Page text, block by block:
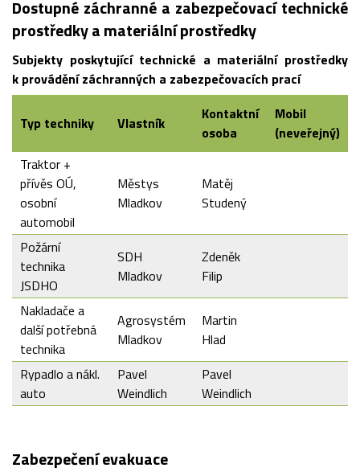
Dostupné záchranné a zabezpečovací technické
prostředky a materiální prostředky
Subjekty poskytující technické a materiální prostředky
k provádění záchranných a zabezpečovacích prací
Typ techniky Vlastník
Kontaktní
osoba
Mobil
(neveřejný)
Traktor +
přívěs OÚ,
osobní
automobil
Městys
Mladkov
Matěj
Studený
Požární
technika
JSDHO
SDH
Mladkov
Zdeněk
Filip
Nakladače a
další potřebná
technika
Agrosystém
Mladkov
Martin
Hlad
Rypadlo a nákl.
auto
Pavel
Weindlich
Pavel
Weindlich
Zabezpečení evakuace